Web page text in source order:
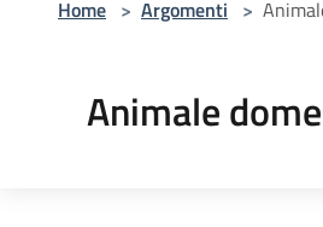
Home > Argomenti >
Animale